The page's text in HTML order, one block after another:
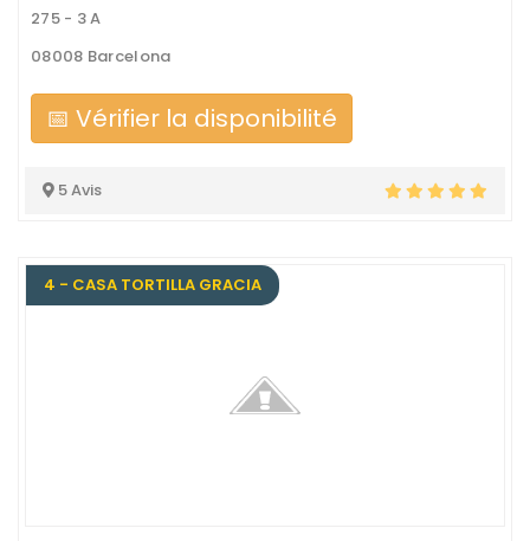
275 - 3 A
08008 Barcelona
📅 Vérifier la disponibilité
5 Avis
4 - CASA TORTILLA GRACIA